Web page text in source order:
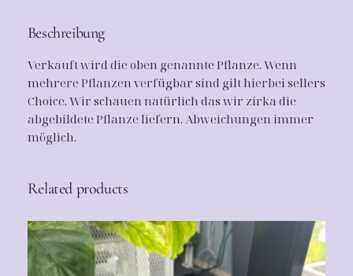
P
r
t
e
i
a
e
v
a
Beschreibung
Verkauft wird die oben genannte Pflanze. Wenn
mehrere Pflanzen verfügbar sind gilt hierbei sellers
Choice. Wir schauen natürlich das wir zirka die
abgebildete Pflanze liefern. Abweichungen immer
möglich.
Related products